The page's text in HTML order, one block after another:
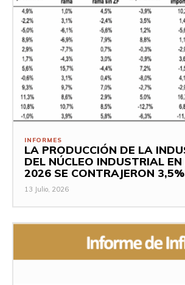
INFORMES
LA PRODUCCIÓN DE LA
DEL NÚCLEO INDUSTRIAL EN
2026 SE CONTRAJERON
13 Julio, 2026